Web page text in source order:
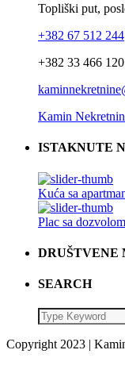
Topliški put,
+382 67 512 244
+382 33 466 120
Kamin
ISTAKNUTE
Kuća sa
Plac sa
DRUŠTVENE
SEARCH
Copyright 2023 |